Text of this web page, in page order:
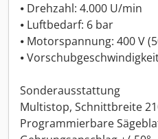
⦁ Drehzahl: 4.000 U/min
⦁ Luftbedarf: 6 bar
⦁ Motorspannung: 400 V
⦁
Sonderausstattung
Multistop, Schnittbreite
Programmierbare